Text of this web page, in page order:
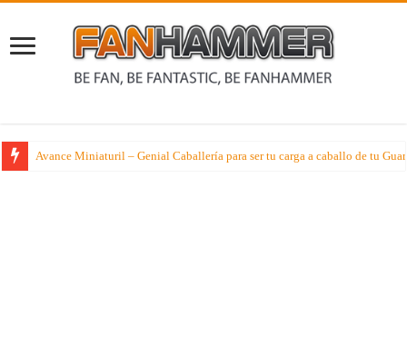
Avance Miniaturil – Genial Caballería para ser tu carga a caballo de tu